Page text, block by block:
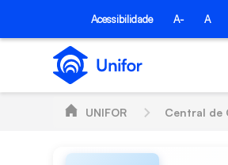
Pular para o Conteúdo principal
Acessibilidade A- A
UNIFOR Central de